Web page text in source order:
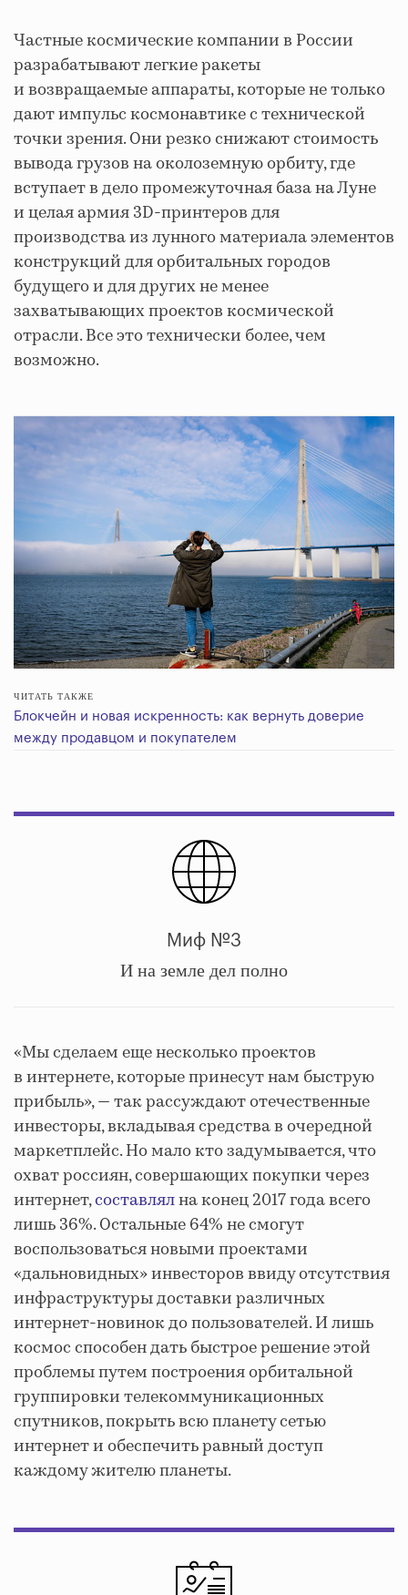
Частные космические компании в России
разрабатывают легкие ракеты
и возвращаемые аппараты, которые не только
дают импульс космонавтике с технической
точки зрения. Они резко снижают стоимость
вывода грузов на околоземную орбиту, где
вступает в дело промежуточная база на Луне
и целая армия 3D-принтеров для
производства из лунного материала элементов
конструкций для орбитальных городов
будущего и для других не менее
захватывающих проектов космической
отрасли. Все это технически более, чем
возможно.
ЧИТАТЬ ТАКЖЕ
Блокчейн и новая искренность: как вернуть доверие
между продавцом и покупателем
Миф №3
И на земле дел полно
«Мы сделаем еще несколько проектов
в интернете, которые принесут нам быструю
прибыль», — так рассуждают отечественные
инвесторы, вкладывая средства в очередной
маркетплейс. Но мало кто задумывается, что
охват россиян, совершающих покупки через
интернет,составлялна конец 2017 года всего
лишь 36%. Остальные 64% не смогут
воспользоваться новыми проектами
«дальновидных» инвесторов ввиду отсутствия
инфраструктуры доставки различных
интернет-новинок до пользователей. И лишь
космос способен дать быстрое решение этой
проблемы путем построения орбитальной
группировки телекоммуникационных
спутников, покрыть всю планету сетью
интернет и обеспечить равный доступ
каждому жителю планеты.